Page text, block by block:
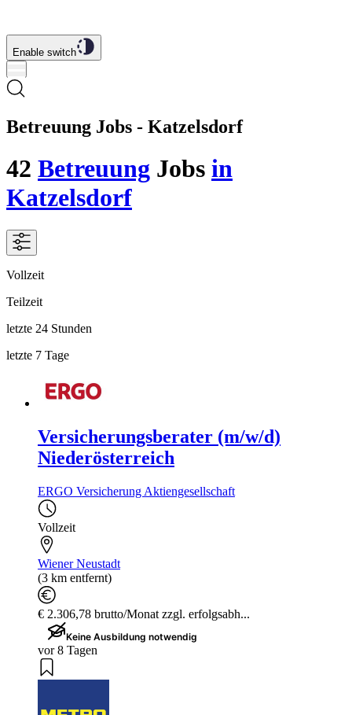
Enable switch
Betreuung Jobs - Katzelsdorf
42 Betreuung Jobs in
Katzelsdorf
Vollzeit
Teilzeit
letzte 24 Stunden
letzte 7 Tage
Versicherungsberater (m/w/d)
Niederösterreich
ERGO Versicherung Aktiengesellschaft
Vollzeit
Wiener Neustadt
(3 km entfernt)
€ 2.306,78 brutto/Monat zzgl. erfolgsabh...
Keine Ausbildung notwendig
vor 8 Tagen